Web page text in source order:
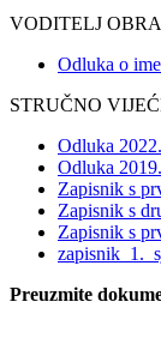
VODITELJ
Odluka o
STRUČNO
Odluka 2022.
Odluka 2019.
Zapisnik s
Zapisnik s
Zapisnik s
Preuzmite